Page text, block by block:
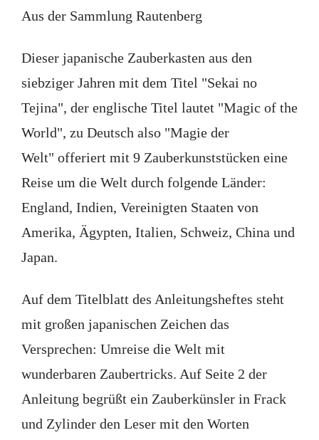
Aus der Sammlung Rautenberg
Dieser japanische Zauberkasten aus den
siebziger Jahren mit dem Titel "Sekai no
Tejina", der englische Titel lautet "Magic of the
World", zu Deutsch also "Magie der
Welt" offeriert mit 9 Zauberkunststücken eine
Reise um die Welt durch folgende Länder:
England, Indien, Vereinigten Staaten von
Amerika, Ägypten, Italien, Schweiz, China und
Japan.
Auf dem Titelblatt des Anleitungsheftes steht
mit großen japanischen Zeichen das
Versprechen: Umreise die Welt mit
wunderbaren Zaubertricks. Auf Seite 2 der
Anleitung begrüßt ein Zauberkünsler in Frack
und Zylinder den Leser mit den Worten